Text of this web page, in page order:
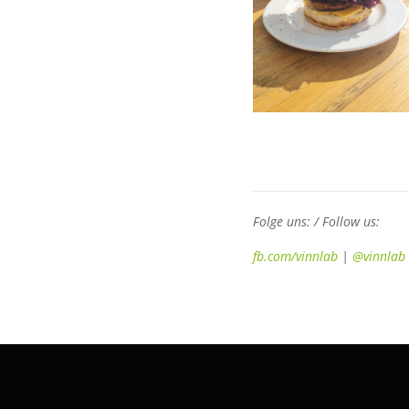
Folge uns: / Follow us:
fb.com/vinnlab | @vinnlab